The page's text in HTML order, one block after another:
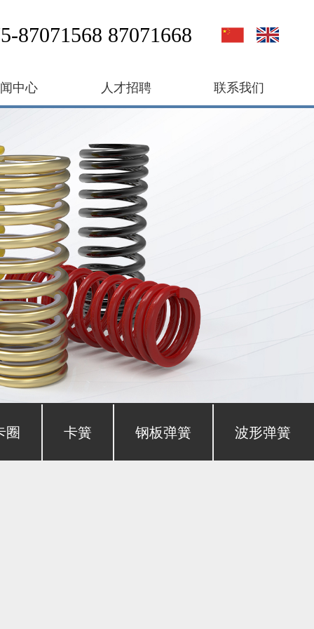
87071568 87071668
中心 人才招聘 联系我们
圈 卡簧 钢板弹簧 波形弹簧